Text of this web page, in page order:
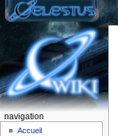
navigation
Accueil